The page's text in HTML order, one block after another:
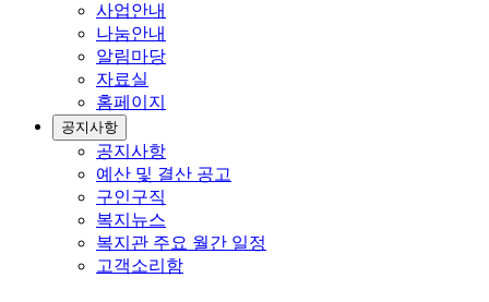
사업안내
나눔안내
알림마당
자료실
홈페이지
공지사항
공지사항
예산 및 결산 공고
구인구직
복지뉴스
복지관 주요 월간 일정
고객소리함